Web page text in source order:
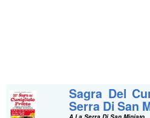
Sagra Del
Serra Di San